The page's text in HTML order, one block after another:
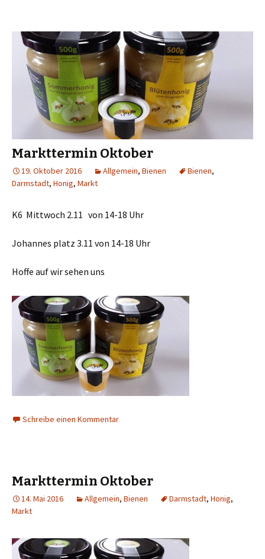
Markttermin Oktober
19. Oktober 2016 Allgemein, Bienen Bienen,
Darmstadt, Honig, Markt
K6 Mittwoch 2.11 von 14-18 Uhr
Johannes platz 3.11 von 14-18 Uhr
Hoffe auf wir sehen uns
Schreibe einen Kommentar
Markttermin Oktober
14. Mai 2016 Allgemein, Bienen Darmstadt, Honig,
Markt